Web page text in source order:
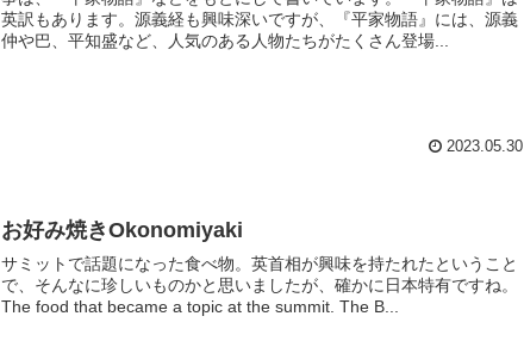
英訳もあります。源義経も興味深いですが、『平家物語』には、源義
仲や巴、平知盛など、人気のある人物たちがたくさん登場...
2023.05.30
お好み焼きOkonomiyaki
サミットで話題になった食べ物。英首相が興味を持たれたということ
で、そんなに珍しいものかと思いましたが、確かに日本特有ですね。
The food that became a topic at the summit. The B...